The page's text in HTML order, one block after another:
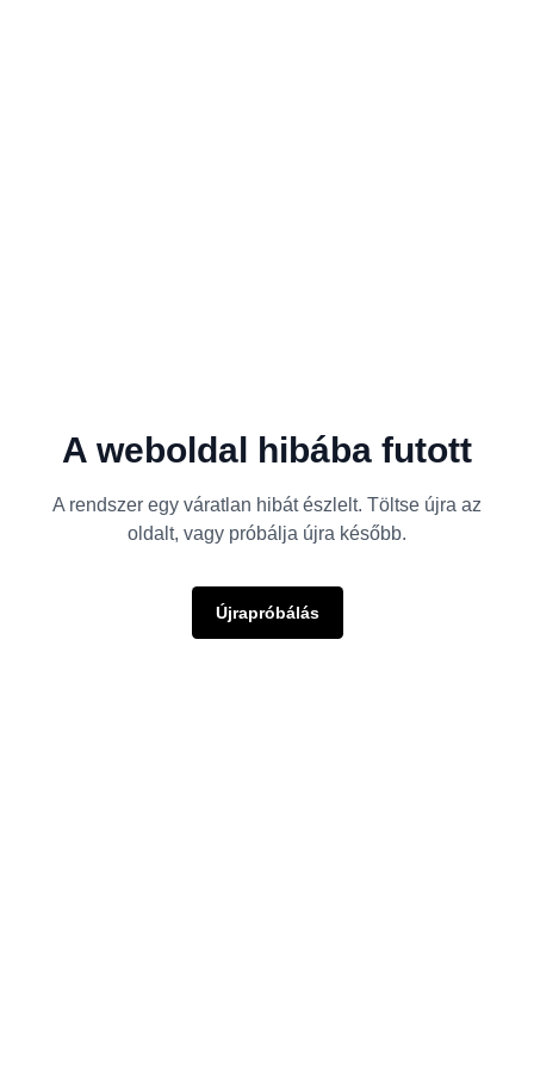
A weboldal hibába futott
A rendszer egy váratlan hibát észlelt. Töltse újra az
oldalt, vagy próbálja újra később.
Újrapróbálás